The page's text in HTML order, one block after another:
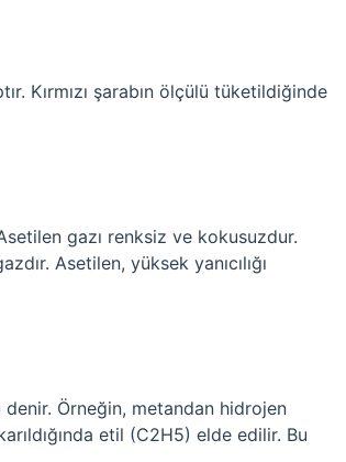
Kırmızı şarabın ölçülü tüketildiğinde
gazı renksiz ve kokusuzdur.
Asetilen, yüksek yanıcılığı
Örneğin, metandan hidrojen
etil (C2H5) elde edilir. Bu